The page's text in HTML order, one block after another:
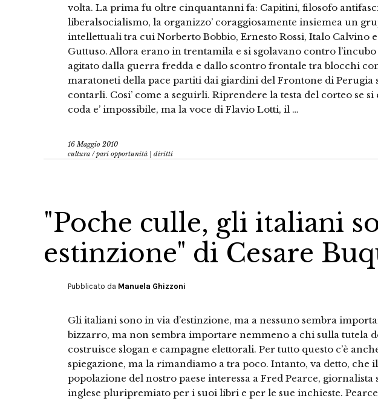
volta. La prima fu oltre cinquantanni fa: Capitini, filosofo
liberalsocialismo, la organizzo’ coraggiosamente insiemea un
intellettuali tra cui Norberto Bobbio, Ernesto Rossi, Italo Calvino
Guttuso. Allora erano in trentamila e si sgolavano contro
agitato dalla guerra fredda e dallo scontro frontale tra blocchi
maratoneti della pace partiti dai giardini del Frontone di Perugia
contarli. Cosi’ come a seguirli. Riprendere la testa del corteo se si
coda e’ impossibile, ma la voce di Flavio Lotti, il …
16 Maggio 2010
cultura /pari opportunità | diritti
"Poche culle, gli italiani
estinzione" di Cesare
Pubblicato da Manuela Ghizzoni
Gli italiani sono in via d’estinzione, ma a nessuno sembra
bizzarro, ma non sembra importare nemmeno a chi sulla tutela
costruisce slogan e campagne elettorali. Per tutto questo c’è
spiegazione, ma la rimandiamo a tra poco. Intanto, va detto, che
popolazione del nostro paese interessa a Fred Pearce, giornalista
inglese pluripremiato per i suoi libri e per le sue inchieste.